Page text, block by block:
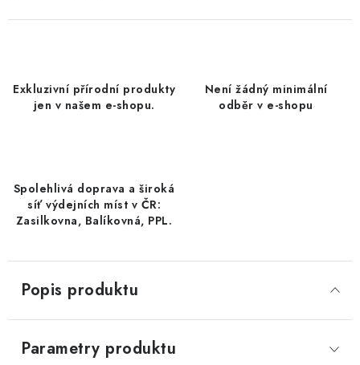
LYOFILIZOVANÉ OVOCE
KOŘENÍ / TEKUTÁ OCHUCOVADLA/OMÁČKY
SUŠENÉ OVOCE / MERUŇKY SÍŘENÉ / MERUŇKY
Exkluzivní přírodní produkty
jen v našem e-shopu.
Není žádný minimální
odběr v e-shopu
Spolehlivá doprava a široká
síť výdejních míst v ČR:
Zasilkovna, Balíkovná, PPL.
Popis produktu
Parametry produktu